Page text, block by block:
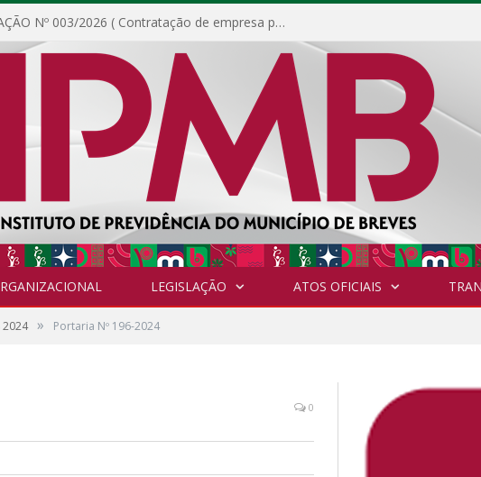
DISPENSA DE LICITAÇÃO Nº 003/2026 ( Contratação de empresa para fornecimento de gêneros alimentícios não perecíveis, materiais de expediente, descartáveis, copa e cozinha, para análise e posterior publicação.)
LEGISLAÇÃO ATOS OFICIAIS
2024 » Portaria Nº 196-2024
0